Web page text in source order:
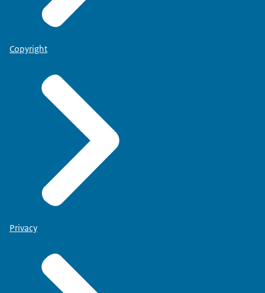
Copyright
Privacy